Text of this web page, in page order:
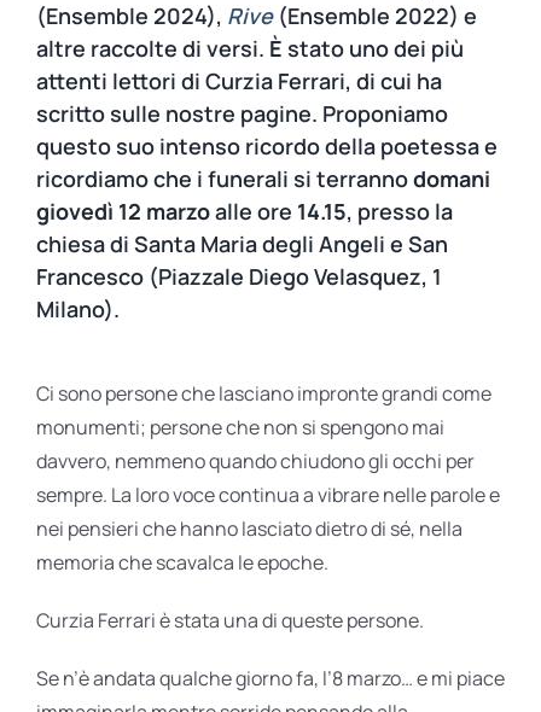
(Ensemble 2024), Rive (Ensemble 2022) e
altre raccolte di versi. È stato uno dei più
attenti lettori di Curzia Ferrari, di cui ha
scritto sulle nostre pagine. Proponiamo
questo suo intenso ricordo della poetessa e
ricordiamo che i funerali si terrannodomani
giovedì 12 marzoalle ore 14.15, presso la
chiesa di Santa Maria degli Angeli e San
Francesco (Piazzale Diego Velasquez, 1
Milano).
Ci sono persone che lasciano impronte grandi come
monumenti; persone che non si spengono mai
davvero, nemmeno quando chiudono gli occhi per
sempre. La loro voce continua a vibrare nelle parole e
nei pensieri che hanno lasciato dietro di sé, nella
memoria che scavalca le epoche.
Curzia Ferrari è stata una di queste persone.
Se n’è andata qualche giorno fa, l’8 marzo… e mi piace